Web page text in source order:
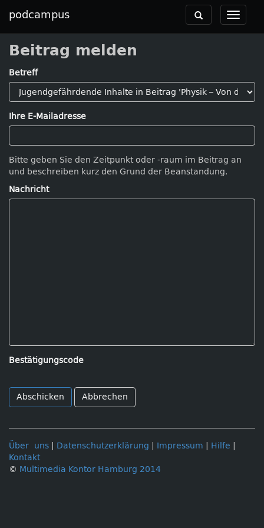
podcampus
Toggle
Toggle
navigation
Beitrag melden
Betreff
Ihre E-Mailadresse
Bitte geben Sie den Zeitpunkt oder -raum im Beitrag an
und beschreiben kurz den Grund der Beanstandung.
Nachricht
Bestätigungscode
Abbrechen
Über uns Datenschutzerklärung Impressum Hilfe
Kontakt
© Multimedia Kontor Hamburg 2014